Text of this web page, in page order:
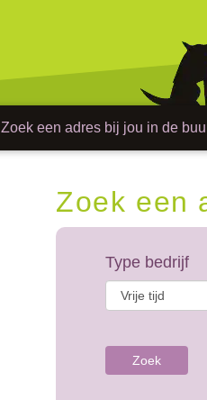
Zoek een adres bij jou in de
Zoek een
Type bedrijf
Zoek